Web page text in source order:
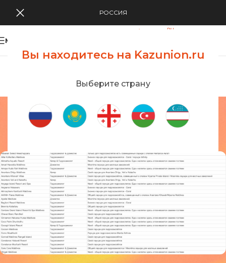
Вы находитесь на Kazunion.ru
Выберите страну
РОССИЯ
MENU
Наличие лаунджей
отелей в аэропорту